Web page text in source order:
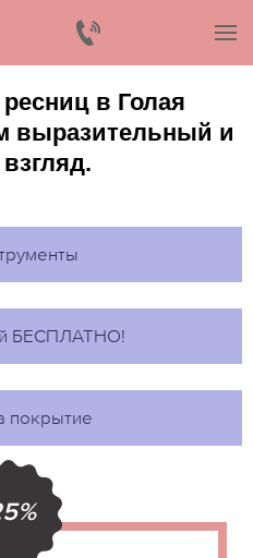
в Голая
выразительный и
БЕСПЛАТНО!
покрытие